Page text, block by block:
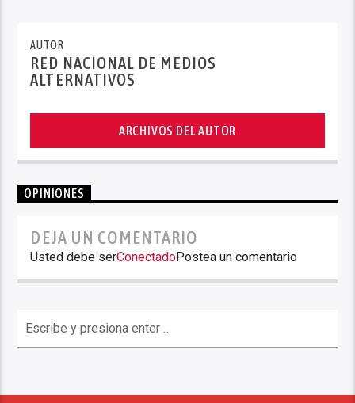
AUTOR
RED NACIONAL DE MEDIOS
ALTERNATIVOS
ARCHIVOS DEL AUTOR
OPINIONES
DEJA UN COMENTARIO
Usted debe serConectadoPostea un comentario